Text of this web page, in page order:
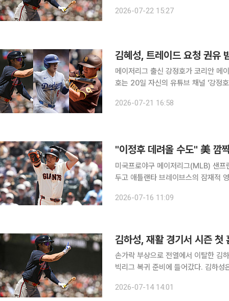
손가락 염증으로 부상자 명단에 올랐
2026-07-22 15:27
김혜성, 트레이드 요청 권유
메이저리그 출신 강정호가 코리안 메이
호는 20일 자신의 유튜브 채널 '강정
넷 비율과 컨택 능력 등 세부 지표는
2026-07-21 16:58
"이정후 데려올 수도" 美 깜
미국프로야구 메이저리그(MLB) 샌
두고 애틀랜타 브레이브스의 잠재적 영입 후보로 거론됐다.
있다고 전망하며, 애틀랜타가 영입을
2026-07-16 11:09
김하성, 재활 경기서 시즌
손가락 부상으로 전열에서 이탈한 김
빅리그 복귀 준비에 들어갔다. 김하성은 14일(한국시간) 미국 플로리다주 노스 포트 쿨투데이파크
으로 출전했다. 2번 타자 유격수로
2026-07-14 14:01